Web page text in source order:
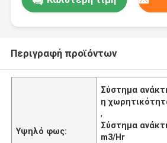
Περιγραφή προϊόντων
Υψηλό φως:
Σύστημα
η
,
Σύστημα
m3/Hr